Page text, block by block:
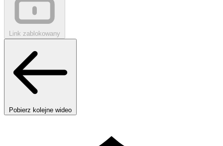
Link zablokowany
Pobierz kolejne wideo